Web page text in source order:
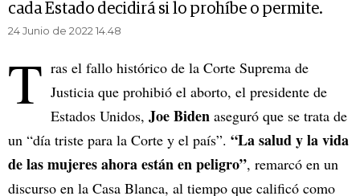
cada Estado decidirá si lo prohíbe o permite.
24 Junio de 2022 14.48
T ras el fallo histórico de la Corte Suprema de
Justicia que prohibió el aborto, el presidente de
Estados Unidos, Joe Biden aseguró que se trata de
un “día triste para la Corte y el país”. “La salud y la vida
de las mujeres ahora están en peligro”, remarcó en un
discurso en la Casa Blanca, al tiempo que calificó como